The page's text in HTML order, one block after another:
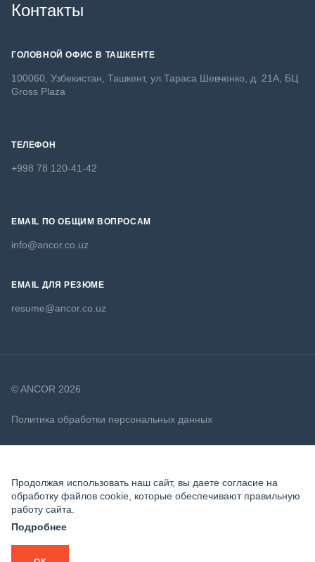
Контакты
ГОЛОВНОЙ ОФИС В ТАШКЕНТЕ
100060, Узбекистан, Ташкент, ул.Тараса Шевченко, д. 21А, БЦ
Gross Plaza
ТЕЛЕФОН
+998 78 120-41-42
EMAIL ПО ОБЩИМ ВОПРОСАМ
info@ancor.co.uz
EMAIL ДЛЯ РЕЗЮМЕ
resume@ancor.co.uz
© ANCOR 2026
Политика обработки персональных данных
Продолжая использовать наш сайт, вы даете согласие на
обработку файлов cookie, которые обеспечивают правильную
работу сайта.
Подробнее